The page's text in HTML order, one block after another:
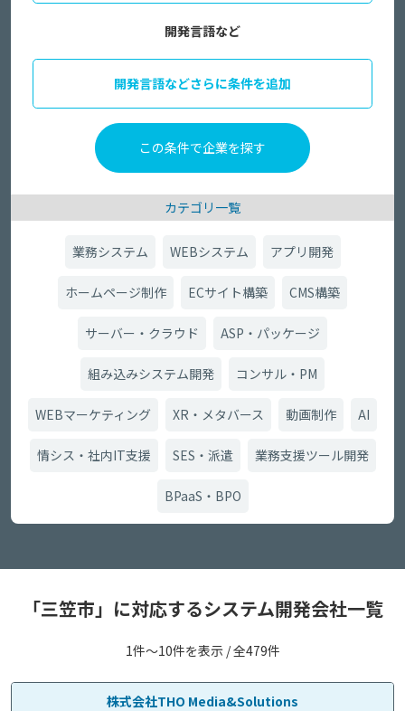
開発言語など
開発言語などさらに条件を追加
カテゴリ一覧
業務システム WEBシステム アプリ開発
ホームページ制作 ECサイト構築 CMS構築
サーバー・クラウド ASP・パッケージ
組み込みシステム開発 コンサル・PM
WEBマーケティング XR・メタバース 動画制作 AI
情シス・社内IT支援 SES・派遣 業務支援ツール開発
BPaaS・BPO
「三笠市」に対応するシステム開発会社一覧
1件〜10件を表示 / 全479件
株式会社THO Media&Solutions